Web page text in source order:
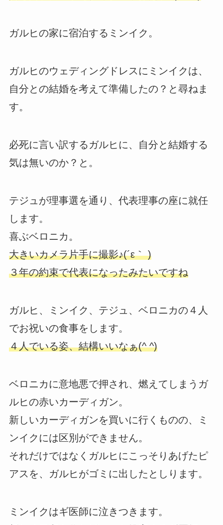
ガルヒの家に宿泊するミンイク。
ガルヒのウェディングドレスにミンイクは、
自分との結婚を考えて準備したの？と尋ねま
す。
必死に言い訳するガルヒに、自分と結婚する
気は無いのか？と。
テジュが理事選を通り、代表理事の座に就任
します。
喜ぶベロニカ。
大きいカメラ片手に撮影♪(´ε｀ )
３年の約束で代表になったみたいですね
ガルヒ、ミンイク、テジュ、ベロニカの４人
でお祝いの食事をします。
４人でいる姿、結構いいなぁ(^ ^)
ベロニカに意地悪で押され、燃えてしまうガ
ルヒの赤いカーディガン。
新しいカーディガンを買いに行くものの、ミ
ンイクには区別ができません。
それだけではなくガルヒにこっそりあげたピ
アスを、ガルヒがゴミに出したとしります。
ミンイクはギ医師に泣きつきます。